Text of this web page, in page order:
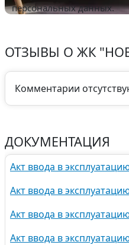
персональных данных.
ОТЗЫВЫ О ЖК
Комментарии
ДОКУМЕНТАЦИЯ
Акт ввода в
Акт ввода в
Акт ввода в
Акт ввода в